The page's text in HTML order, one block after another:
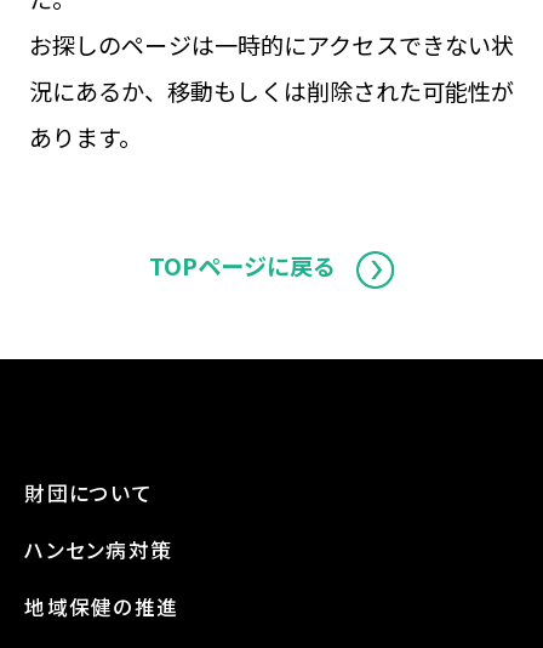
お探しのページは一時的にアクセスできない状
況にあるか、移動もしくは削除された可能性が
あります。
TOPページに戻る
財団について
ハンセン病対策
地域保健の推進